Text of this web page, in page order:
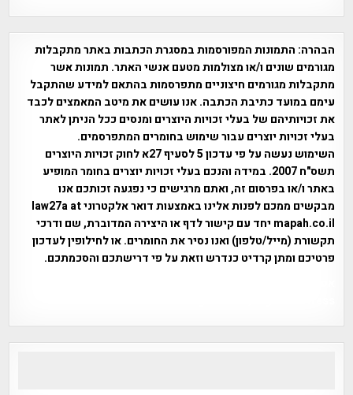
הבהרה: התמונות המפורסמות במסגרת הכתבות באתר מתקבלות
מגורמים שונים ו/או מצולמות מטעם אנשי האתר. תמונות אשר
מתקבלות מגורמים חיצוניים מתפרסמות בהתאם למידע שהתקבל
עימם במועד כתיבת הכתבה. אנו עושים את מיטב המאמצים לכבד
את זכויותיהם של בעלי זכויות היוצרים ומנסים ככל הניתן לאתר
בעלי זכויות יוצרים עבור שימוש בחומרים המתפרסמים.
השימוש נעשה על פי עדכון 5 לסעיף 27א לחוק זכויות היוצרים
תשס"ח 2007. במידה והנכם בעלי זכויות יוצרים בחומר המופיע
באתר ו/או בפרסום זה, ואתם מרגישים כי נפגעה זכותכם אנו
מבקשים ממכם לפנות אלינו באמצעות דואר אלקטרוני law27a at
mapah.co.il יחד עם קישור לדף או היצירה המדוברת, שם ודרכי
תקשורת (מייל/טלפון) ואנו נסיר את החומרים. או לחילופין לעדכון
פרטיכם ומתן קרדיט כנדרש וזאת על פי דרישתכם והסכמתכם.